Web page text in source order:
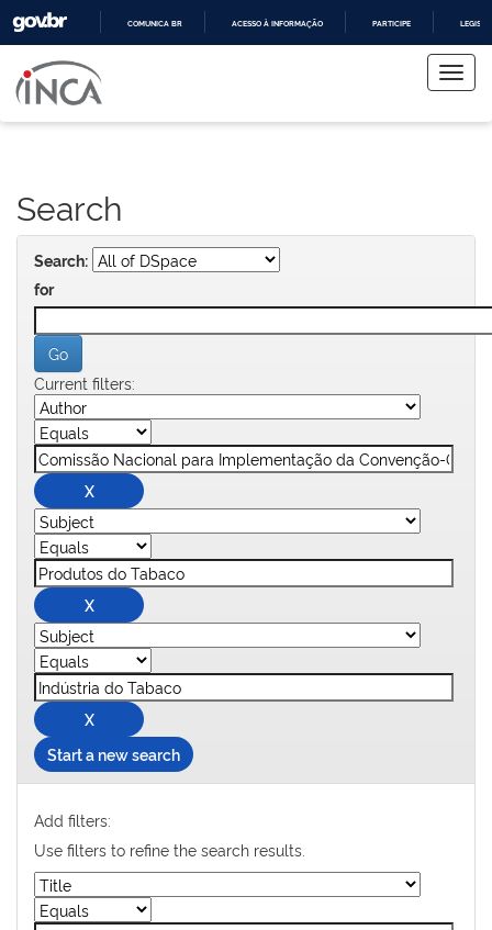
COMUNICA BR ACESSO À INFORMAÇÃO PARTICIPE
navigation
Search
Search:
for
Current filters:
Start a new search
Add filters:
Use filters to refine the search results.